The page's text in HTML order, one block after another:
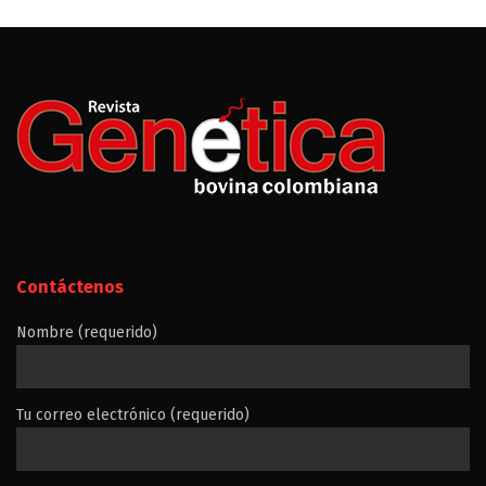
Contáctenos
Nombre (requerido)
Tu correo electrónico (requerido)